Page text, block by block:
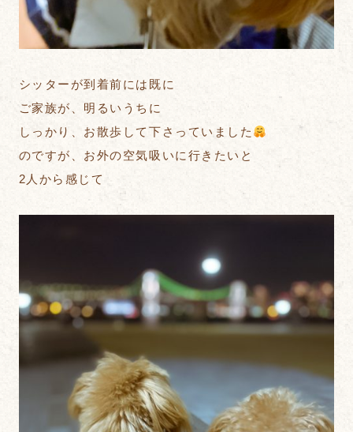
シッターが到着前には既に
ご家族が、明るいうちに
しっかり、お散歩して下さっていました
のですが、お外の空気吸いに行きたいと
2人から感じて